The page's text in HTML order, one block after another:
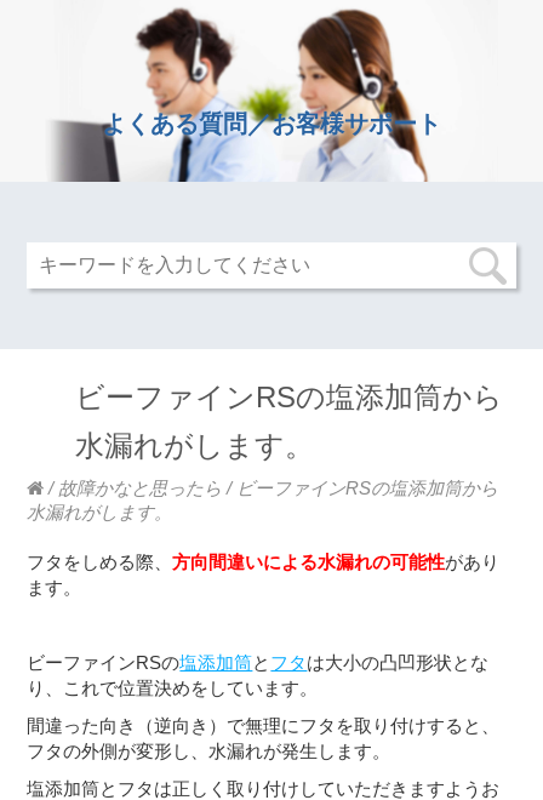
よくある質問／お客様サポート
ビーファインRSの塩添加筒から
水漏れがします。
/ 故障かなと思ったら / ビーファインRSの塩添加筒から
水漏れがします。
フタをしめる際、方向間違いによる水漏れの可能性があり
ます。
ビーファインRSの塩添加筒と フタは大小の凸凹形状とな
り、これで位置決めをしています。
間違った向き（逆向き）で無理にフタを取り付けすると、
フタの外側が変形し、水漏れが発生します。
塩添加筒とフタは正しく取り付けしていただきますようお